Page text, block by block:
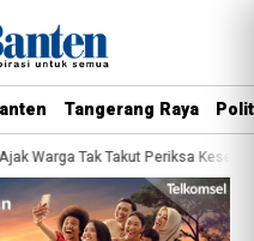
Tangerang Raya
Tak Takut Periksa Kesehatan